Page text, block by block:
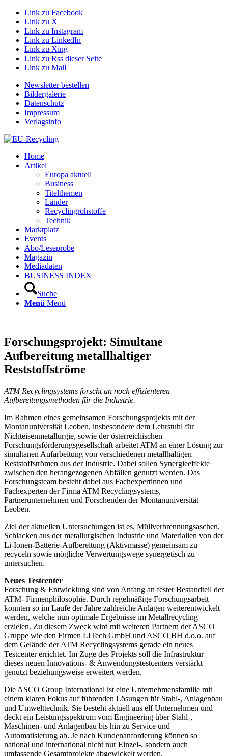
Link zu Facebook
Link zu X
Link zu Instagram
Link zu LinkedIn
Link zu Xing
Link zu Rss dieser Seite
Link zu Mail
Newsletter bestellen
Bildergalerie
Datenschutz
Impressum
Verlagsinfo
Home
Artikel
Europa aktuell
Business
Titelthemen
Länder
Recyclingrohstoffe
Technik
Marktplatz
Events
Abo/Leseprobe
Magazin
Mediadaten
BUSINESS INDEX
Suche
Menü Menü
Forschungsprojekt: Simultane
Aufbereitung metallhaltiger
Reststoffströme
ATM Recyclingsystems forscht an noch effizienteren
Aufbereitungsmethoden für die Industrie.
Im Rahmen eines gemeinsamen Forschungsprojekts mit der
Montanuniversität Leoben, insbesondere dem Lehrstuhl für
Nichteisenmetallurgie, sowie der österreichischen
Forschungsförderungsgesellschaft arbeitet ATM an einer Lösung zur
simultanen Aufarbeitung von verschiedenen metallhaltigen
Reststoffströmen aus der Industrie. Dabei sollen Synergieeffekte
zwischen den herangezogenen Abfällen genutzt werden. Das
Forschungsteam besteht dabei aus Fachexpertinnen und
Fachexperten der Firma ATM Recyclingsystems,
Partnerunternehmen und Forschenden der Montanuniversität
Leoben.
Ziel der aktuellen Untersuchungen ist es, Müllverbrennungsaschen,
Schlacken aus der metallurgischen Industrie und Materialien von der
Li-Ionen-Batterie-Aufbereitung (Aktivmasse) gemeinsam zu
recyceln sowie mögliche Verwertungswege synergetisch zu
untersuchen.
Neues Testcenter
Forschung & Entwicklung sind von Anfang an fester Bestandteil der
ATM- Firmenphilosophie. Durch regelmäßige Forschungsarbeit
konnten so im Laufe der Jahre zahlreiche Anlagen weiterentwickelt
werden, welche nun optimale Ergebnisse im Metallrecycling
erzielen. Zu diesem Zweck wird mit weiteren Partnern der ASCO
Gruppe wie den Firmen LITech GmbH und ASCO BH d.o.o. auf
dem Gelände der ATM Recyclingsystems gerade ein neues
Testcenter errichtet. Im Zuge des Projekts soll die Infrastruktur
dieses neuen Innovations- & Anwendungstestcenters verstärkt
genutzt beziehungsweise erweitert werden.
Die ASCO Group International ist eine Unternehmensfamilie mit
einem klaren Fokus auf führenden Lösungen für Stahl-, Anlagenbau
und Umwelttechnik. Sie besteht aktuell aus elf Unternehmen und
deckt ein Leistungsspektrum vom Engineering über Stahl-,
Maschinen- und Anlagenbau bis hin zu Service und
Automatisierung ab. Je nach Kundenanforderung können so
national und international nicht nur Einzel-, sondern auch
umfassende Gesamtprojekte abgewickelt werden.